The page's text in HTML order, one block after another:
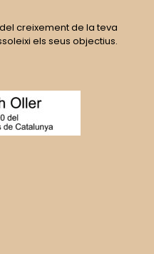
creixement de la teva
els seus objectius.